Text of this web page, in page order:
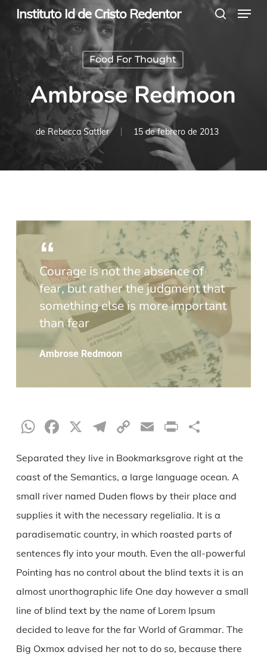
SkipInstituto Id de Cristo Redentor Menu
Food For Thought
Ambrose Redmoon
de Rebecca Sattler 15 de febrero de 2013
Courage is not the absence of
fear, but rather the judgment that
something else is more important
than fear
Ambrose Redmoon
WhatsApp
Facebook
X Telegram
CopyEmailPrint
Separated they live in Bookmarksgrove right at the
coast of the Semantics, a large language ocean. A
small river named Duden flows by their place and
supplies it with the necessary regelialia. It is a
paradisematic country, in which roasted parts of
sentences fly into your mouth. Even the all-powerful
Pointing has no control about the blind texts it is an
almost unorthographic life One day however a small
line of blind text by the name of Lorem Ipsum
decided to leave for the far World of Grammar. The
Big Oxmox advised her not to do so, because there